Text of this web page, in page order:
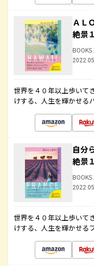
ＡＬ
絶景
世界を４０年以上歩いて
けする、人生を輝かせる
自分
絶景
世界を４０年以上歩いて
けする、人生を輝かせる